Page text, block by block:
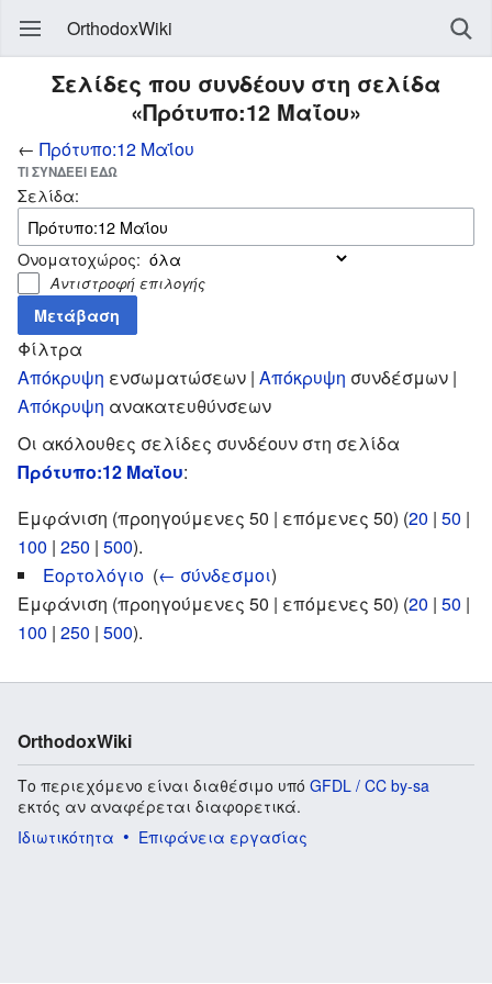
OrthodoxWiki
Σελίδες που συνδέουν στη σελίδα
«Πρότυπο:12 Μαΐου»
← Πρότυπο:12 Μαΐου
ΤΙ ΣΥΝΔΈΕΙ ΕΔΏ
Σελίδα:
Ονοματοχώρος:
Αντιστροφή επιλογής
Φίλτρα
Απόκρυψη ενσωματώσεων | Απόκρυψη συνδέσμων |
Απόκρυψη ανακατευθύνσεων
Οι ακόλουθες σελίδες συνδέουν στη σελίδα
Πρότυπο:12 Μαΐου:
Εμφάνιση (προηγούμενες 50 | επόμενες 50) (20 | 50 |
100 | 250 | 500).
Εορτολόγιο (← σύνδεσμοι)
Εμφάνιση (προηγούμενες 50 | επόμενες 50) (20 | 50 |
100 | 250 | 500).
OrthodoxWiki
Το περιεχόμενο είναι διαθέσιμο υπό GFDL / CC by-sa
εκτός αν αναφέρεται διαφορετικά.
Ιδιωτικότητα
Επιφάνεια εργασίας